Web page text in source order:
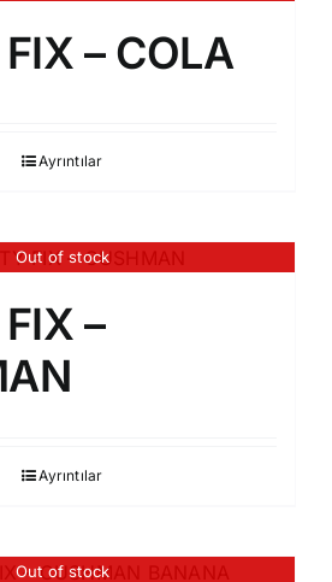
– COLA
Ayrıntılar
Out of stock
–
Ayrıntılar
Out of stock